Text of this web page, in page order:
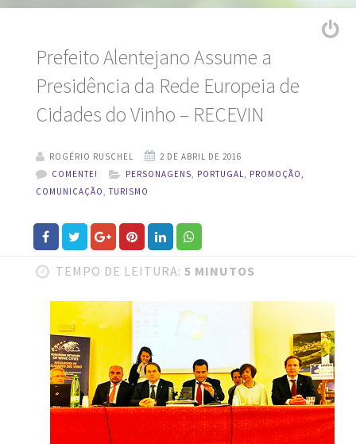
Prefeito Alentejano Assume a
Presidência da Rede Europeia de
Cidades do Vinho – RECEVIN
ROGÉRIO RUSCHEL
COMENTE!
PERSONAGENS PORTUGAL
PROMOÇÃO,
COMUNICAÇÃO ,TURISMO
TEMPO DE LEITURA: 5 MINUTOS